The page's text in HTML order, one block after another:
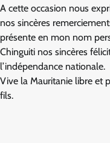
A cette occasion nous
nos sincères
présente en mon nom
Chinguiti nos sincères
l’indépendance nationale.
Vive la Mauritanie libre et
fils.